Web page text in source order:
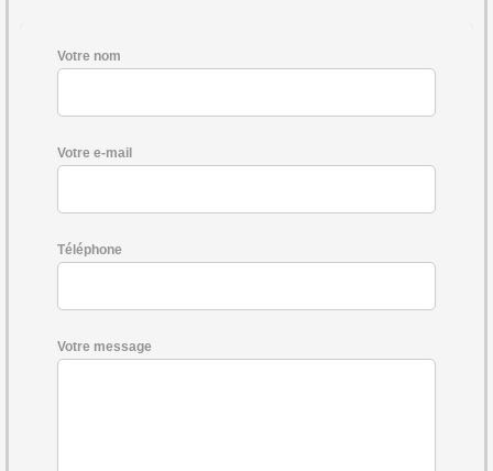
Votre nom
Votre e-mail
Téléphone
Votre message